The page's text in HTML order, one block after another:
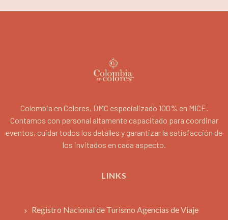
Colombia en Colores, DMC especializado 100% en MICE.
Contamos con personal altamente capacitado para coordinar
eventos, cuidar todos los detalles y garantizar la satisfacción de
los invitados en cada aspecto.
LINKS
Registro Nacional de Turismo Agencias de Viaje